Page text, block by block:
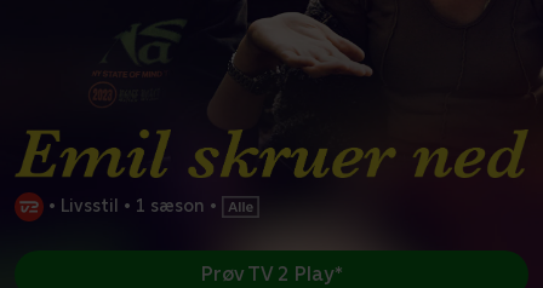
• Livsstil • 1 sæson •
Prøv TV 2 Play*